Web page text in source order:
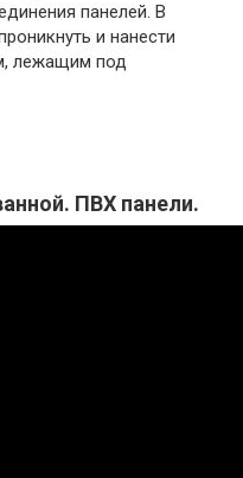
панелей. В
и нанести
лежащим под
ПВХ панели.